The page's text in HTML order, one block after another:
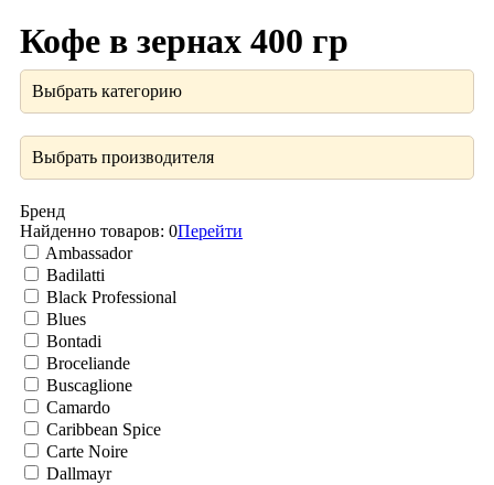
Кофе в зернах 400 гр
Выбрать категорию
Выбрать производителя
Бренд
Найденно товаров: 0Перейти
Ambassador
Badilatti
Black Professional
Blues
Bontadi
Broceliande
Buscaglione
Camardo
Caribbean Spice
Carte Noire
Dallmayr